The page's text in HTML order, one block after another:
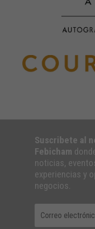
Suscribete al
Febicham
noticias,
experiencias y
negocios.